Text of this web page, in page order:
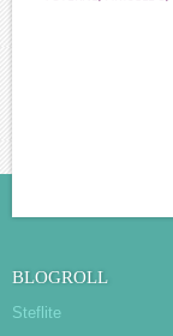
BLOGROLL
Steflite